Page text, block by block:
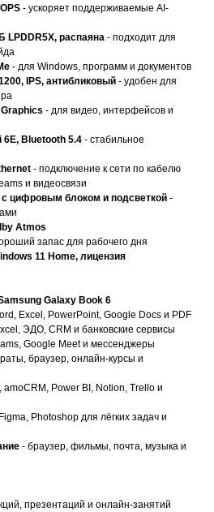
- ускоряет поддерживаемые AI-
LPDDR5X, распаяна - подходит для
- для Windows, программ и документов
IPS, антибликовый - удобен для
- для видео, интерфейсов и
6E, Bluetooth 5.4 - стабильное
- подключение к сети по кабелю
и видеосвязи
цифровым блоком и подсветкой -
Atmos
запас для рабочего дня
11 Home, лицензия
Galaxy Book 6
Excel, PowerPoint, Google Docs и PDF
ЭДО, CRM и банковские сервисы
Google Meet и мессенджеры
браузер, онлайн-курсы и
amoCRM, Power BI, Notion, Trello и
Photoshop для лёгких задач и
- браузер, фильмы, почта, музыка и
презентаций и онлайн-занятий